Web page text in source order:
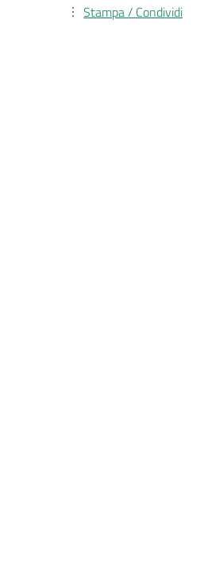
Stampa / Condividi